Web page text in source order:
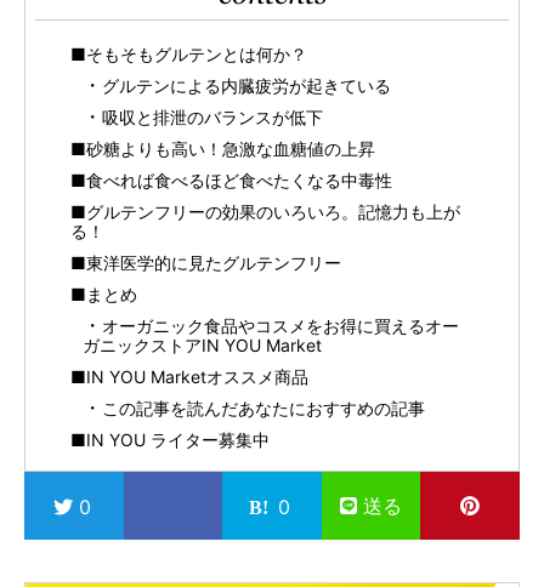
■そもそもグルテンとは何か？
グルテンによる内臓疲労が起きている
吸収と排泄のバランスが低下
■砂糖よりも高い！急激な血糖値の上昇
■食べれば食べるほど食べたくなる中毒性
■グルテンフリーの効果のいろいろ。記憶力も上が
る！
■東洋医学的に見たグルテンフリー
■まとめ
オーガニック食品やコスメをお得に買えるオー
ガニックストアIN YOU Market
■IN YOU Marketオススメ商品
この記事を読んだあなたにおすすめの記事
■IN YOU ライター募集中
0 0 送る